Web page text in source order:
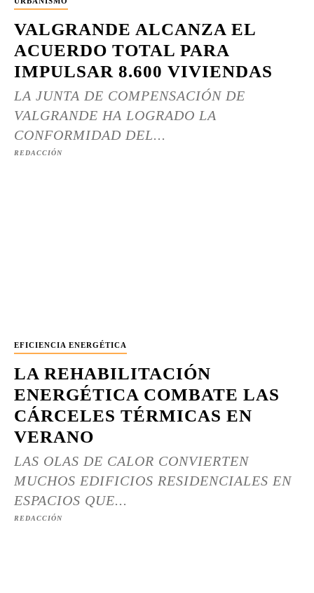
VALGRANDE ALCANZA EL
ACUERDO TOTAL PARA
IMPULSAR 8.600 VIVIENDAS
LA JUNTA DE COMPENSACIÓN DE
VALGRANDE HA LOGRADO LA
CONFORMIDAD DEL...
REDACCIÓN
EFICIENCIA ENERGÉTICA
LA REHABILITACIÓN
ENERGÉTICA COMBATE LAS
CÁRCELES TÉRMICAS EN
VERANO
LAS OLAS DE CALOR CONVIERTEN
MUCHOS EDIFICIOS RESIDENCIALES EN
ESPACIOS QUE...
REDACCIÓN